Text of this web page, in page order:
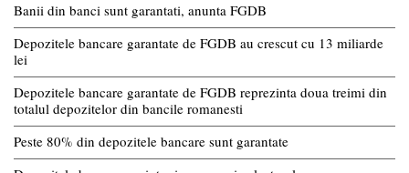
Banii din banci sunt garantati, anunta FGDB
Depozitele bancare garantate de FGDB au crescut cu 13 miliarde
lei
Depozitele bancare garantate de FGDB reprezinta doua treimi din
totalul depozitelor din bancile romanesti
Peste 80% din depozitele bancare sunt garantate